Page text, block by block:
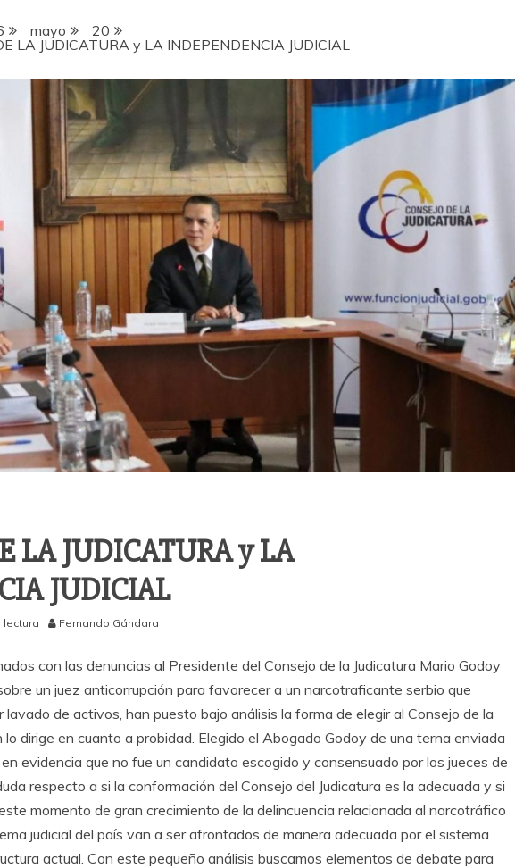
mayo
20
LA JUDICATURA y LA INDEPENDENCIA JUDICIAL
LA JUDICATURA y LA
JUDICIAL
lectura Fernando Gándara
con las denuncias al Presidente del Consejo de la Judicatura Mario Godoy
un juez anticorrupción para favorecer a un narcotraficante serbio que
de activos, han puesto bajo análisis la forma de elegir al Consejo de la
lo dirige en cuanto a probidad. Elegido el Abogado Godoy de una terna enviada
evidencia que no fue un candidato escogido y consensuado por los jueces de
respecto a si la conformación del Consejo del Judicatura es la adecuada y si
momento de gran crecimiento de la delincuencia relacionada al narcotráfico
judicial del país van a ser afrontados de manera adecuada por el sistema
actual. Con este pequeño análisis buscamos elementos de debate para